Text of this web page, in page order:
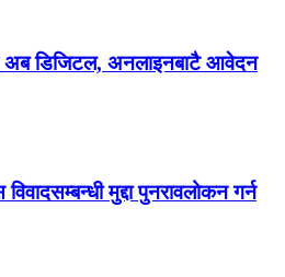
अब डिजिटल, अनलाइनबाटै आवेदन
मुद्दा पुनरावलोकन गर्न